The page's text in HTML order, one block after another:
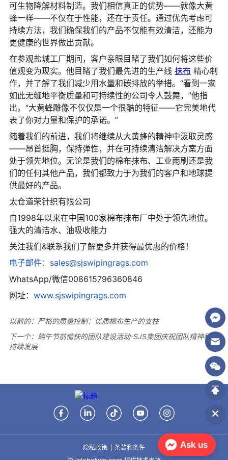
以前的： 严格的质量控制：优质棉布生产的支柱
下一个： 端午节前愉快的团队建设活动-SJS集团庆祝团队精神和可
持续发展
隐私政策
条款和条件
Ask us